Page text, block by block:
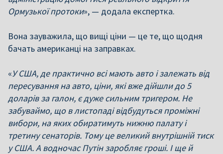
Ормузької протоки», — додала експертка.
Вона зауважила, що вищі ціни — це те, що щодня
бачать американці на заправках.
«У США, де практично всі мають авто і залежать від
пересування на авто, ціни, які вже дійшли до 5
доларів за галон, є дуже сильним тригером. Не
забуваймо, що в листопаді відбудуться проміжні
вибори, на яких обиратимуть нижню палату і
третину сенаторів. Тому це великий внутрішній тиск
у США. А водночас Путін заробляє гроші. І ще й